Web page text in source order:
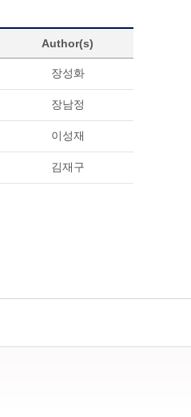
Author(s)
장성화
장남정
이성재
김재구